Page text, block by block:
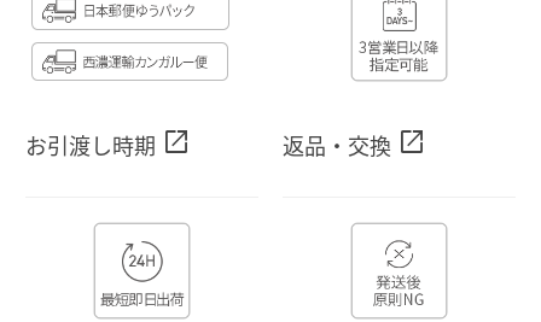
お引渡し時期 open_in_new 返品・交換 open_in_new